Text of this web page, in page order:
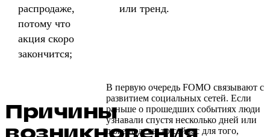
распродаже,
потому что
акция скоро
закончится;
или тренд.
Причины
В первую очередь FOMO связывают с
развитием социальных сетей. Если
раньше о прошедших событиях люди
узнавали спустя несколько дней или
даже недель, то сейчас для того,